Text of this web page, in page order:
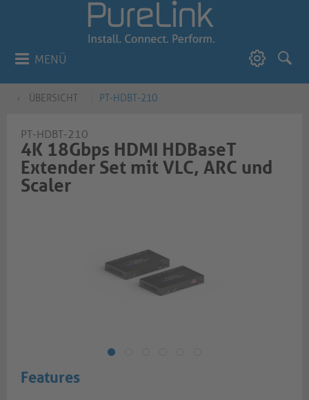
MENÜ
ÜBERSICHT PT-HDBT-210
PT-HDBT-210
4K 18Gbps HDMI HDBaseT
Extender Set mit VLC, ARC und
Scaler
Features